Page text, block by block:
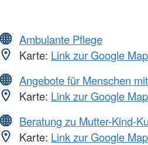
Ambulante Pflege
Karte: Link zur Google
Angebote für Menschen
Karte: Link zur Google
Beratung zu Mutter-Kind-
Karte: Link zur Google